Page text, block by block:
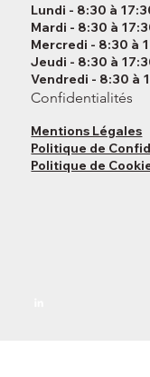
Lundi - 8:30 à
Mardi - 8:30 à
Mercredi - 8:30 à
Jeudi - 8:30 à
Vendredi - 8:30 à
Confidentialités
Mentions Légales
Politique de
Politique de